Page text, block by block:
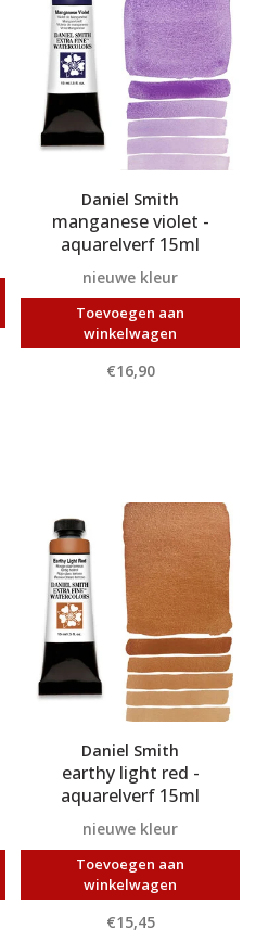
Daniel Smith
manganese violet -
aquarelverf 15ml
nieuwe kleur
Toevoegen aan
winkelwagen
€16,90
Daniel Smith
earthy light red -
aquarelverf 15ml
nieuwe kleur
Toevoegen aan
winkelwagen
€15,45